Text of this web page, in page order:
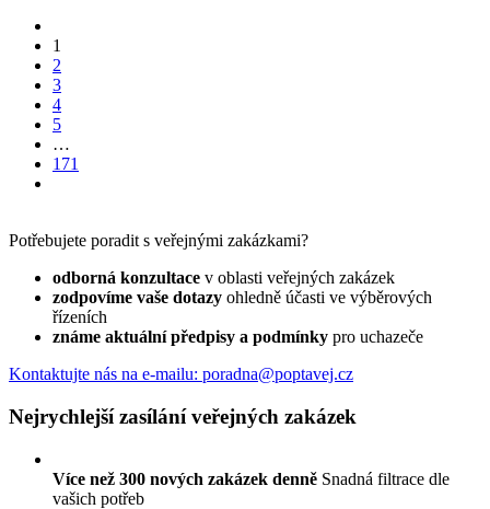
1
2
3
4
5
…
171
Potřebujete poradit s veřejnými zakázkami?
odborná konzultace v oblasti veřejných zakázek
zodpovíme vaše dotazy ohledně účasti ve výběrových
řízeních
známe aktuální předpisy a podmínky pro uchazeče
Kontaktujte nás na e-mailu: poradna@poptavej.cz
Nejrychlejší zasílání veřejných zakázek
Více než 300 nových zakázek denně Snadná filtrace dle
vašich potřeb